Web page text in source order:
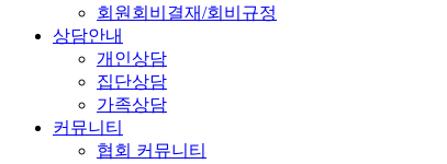
회원회비결재/회비규정
상담안내
개인상담
집단상담
가족상담
커뮤니티
협회 커뮤니티